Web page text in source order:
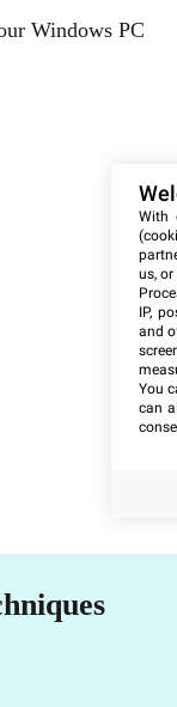
With
us,
IP,
and
You
can